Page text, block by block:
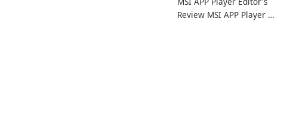
Review MSI APP Player is